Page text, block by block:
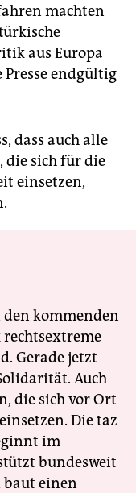
machten
aus Europa
Presse endgültig
dass auch alle
die sich für die
einsetzen,
den kommenden
Gerade jetzt
Auch
die sich vor Ort
Die taz
im
bundesweit
einen